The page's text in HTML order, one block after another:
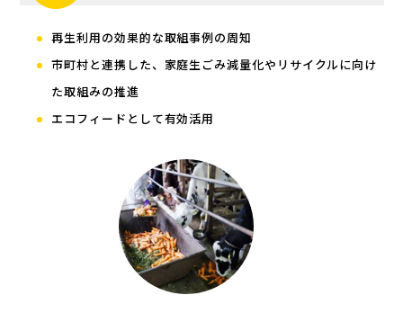
再生利用の効果的な取組事例の周知
市町村と連携した、家庭生ごみ減量化やリサイクルに向け
た取組みの推進
エコフィードとして有効活用